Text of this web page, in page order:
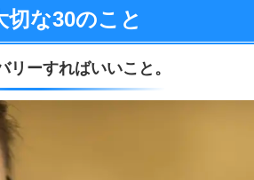
切な30のこと
リーすればいいこと。